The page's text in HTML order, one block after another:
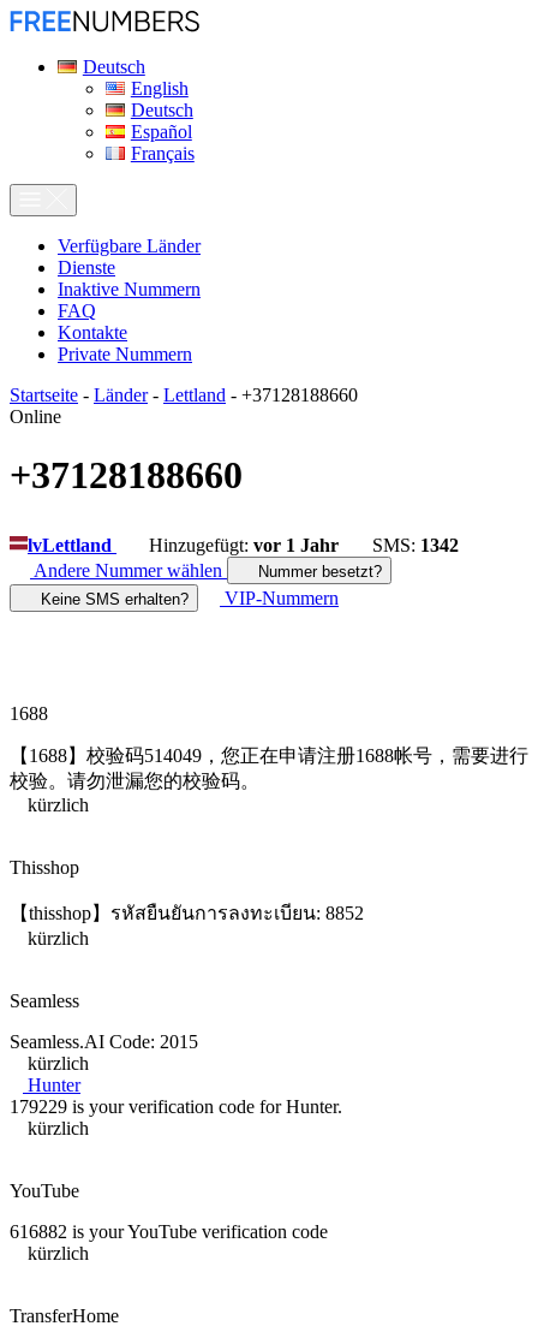
Deutsch
English
Deutsch
Español
Français
Verfügbare Länder
Dienste
Inaktive Nummern
FAQ
Kontakte
Private Nummern
Startseite - Länder- Lettland - +37128188660
Online
+37128188660
lvLettland Hinzugefügt: vor 1 Jahr SMS: 1342
Andere Nummer wählen
Nummer besetzt?
Keine SMS erhalten?
VIP-Nummern
1688
【1688】校验码514049，您正在申请注册1688帐号，需要进行
校验。请勿泄漏您的校验码。
kürzlich
Thisshop
【thisshop】รหัสยืนยันการลงทะเบียน: 8852
kürzlich
Seamless
Seamless.AI Code: 2015
kürzlich
Hunter
179229 is your verification code for Hunter.
kürzlich
YouTube
616882 is your YouTube verification code
kürzlich
TransferHome